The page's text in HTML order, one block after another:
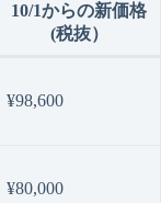
10/1からの新価格
(税抜）
¥98,600
¥80,000